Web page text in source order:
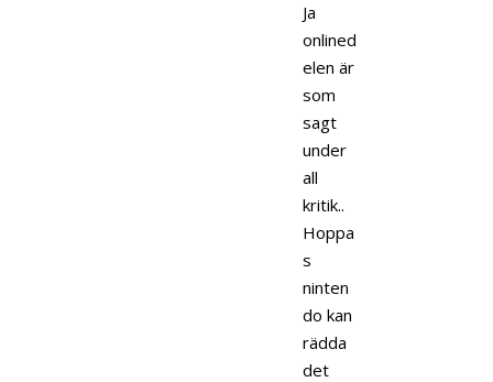
Ja
onlined
elen är
som
sagt
under
all
kritik..
Hoppa
s
ninten
do kan
rädda
det